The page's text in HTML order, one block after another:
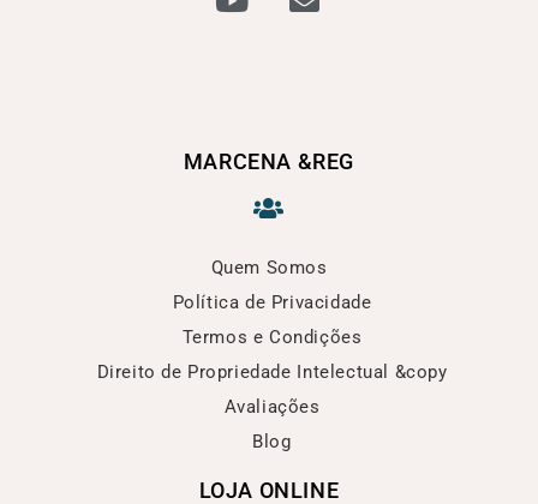
MARCENA &REG
Quem Somos
Política de Privacidade
Termos e Condições
Direito de Propriedade Intelectual &copy
Avaliações
Blog
LOJA ONLINE